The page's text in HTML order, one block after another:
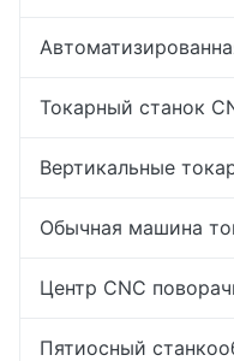
Токарный станок
Вертикальные
Обычная машина
Центр CNC
Пятиосный